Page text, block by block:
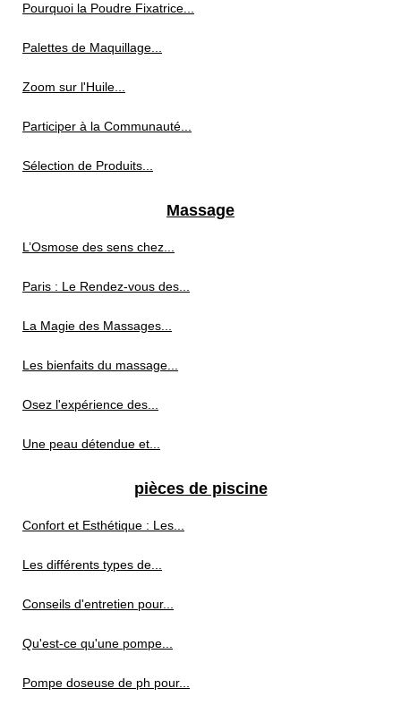
Pourquoi la Poudre Fixatrice...
Palettes de Maquillage...
Zoom sur l'Huile...
Participer à la Communauté...
Sélection de Produits...
Massage
L’Osmose des sens chez...
Paris : Le Rendez-vous des...
La Magie des Massages...
Les bienfaits du massage...
Osez l'expérience des...
Une peau détendue et...
pièces de piscine
Confort et Esthétique : Les...
Les différents types de...
Conseils d'entretien pour...
Qu'est-ce qu'une pompe...
Pompe doseuse de ph pour...